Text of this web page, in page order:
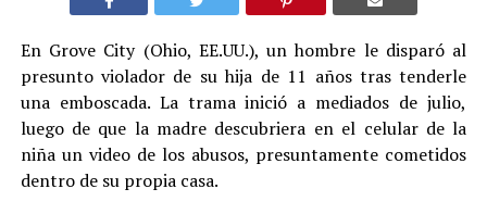
En Grove City (Ohio, EE.UU.), un hombre le disparó al
presunto violador de su hija de 11 años tras tenderle
una emboscada. La trama inició a mediados de julio,
luego de que la madre descubriera en el celular de la
niña un video de los abusos, presuntamente cometidos
dentro de su propia casa.